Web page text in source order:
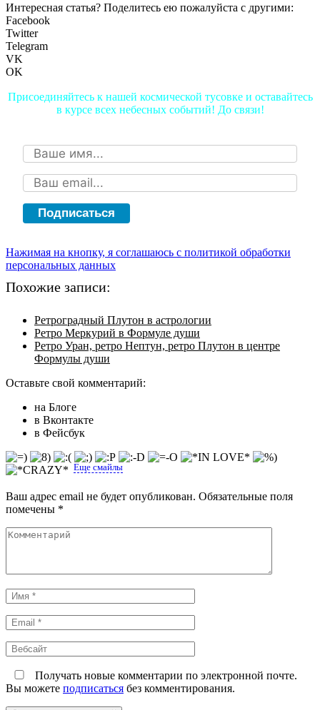
Интересная статья? Поделитесь ею пожалуйста с другими:
Facebook
Twitter
Telegram
VK
OK
Присоединяйтесь к нашей космической тусовке и оставайтесь
в курсе всех небесных событий! До связи!
Подписаться
Нажимая на кнопку, я соглашаюсь с политикой обработки
персональных данных
Похожие записи:
Ретроградный Плутон в астрологии
Ретро Меркурий в Формуле души
Ретро Уран, ретро Нептун, ретро Плутон в центре
Формулы души
Оставьте свой комментарий:
на Блоге
в Вконтакте
в Фейсбук
Еще смайлы
Ваш адрес email не будет опубликован. Обязательные поля
помечены *
Комментарий
Имя
*
Email
*
Вебсайт
Получать новые комментарии по электронной почте.
Вы можете подписаться без комментирования.